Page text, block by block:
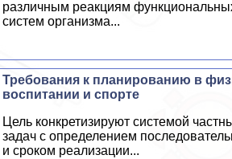
различным реакциям
систем организма...
Требования к планированию в
воспитании и спорте
Цель конкретизируют системой
задач с определением
и сроком реализации...